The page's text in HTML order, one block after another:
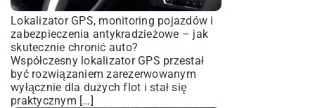
Lokalizator GPS, monitoring pojazdów i
zabezpieczenia antykradzieżowe – jak
skutecznie chronić auto?
Współczesny lokalizator GPS przestał
być rozwiązaniem zarezerwowanym
wyłącznie dla dużych flot i stał się
praktycznym […]